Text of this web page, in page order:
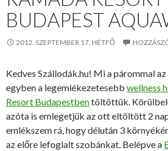
BUDAPEST
2012. SZEPTEMBER 17. HÉTFŐ
Kedves Szállodák.hu! Mi a párommal az
egyben a legemlékezetesebb wellness
Resort Budapestbentöltöttük.
azóta is emlegetjük az ott eltöltött 2
emlékszem rá, hogy délután 3
az előre lefoglalt szobánkat. Belépve a